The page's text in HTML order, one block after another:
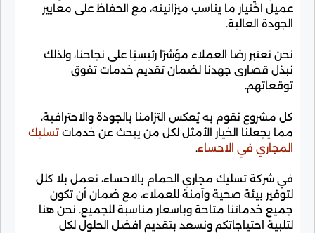
عميل اختيار ما يناسب ميزانيته، مع الحفاظ على معايير
الجودة العالية.
نحن نعتبر رضا العملاء مؤشرًا رئيسيًا على نجاحنا، ولذلك
نبذل قصارى جهدنا لضمان تقديم خدمات تفوق
توقعاتهم.
كل مشروع نقوم به يُعكس التزامنا بالجودة والاحترافية،
مما يجعلنا الخيار الأمثل لكل من يبحث عن خدمات تسليك
المجاري في الاحساء.
في شركة تسليك مجاري الحمام بالاحساء، نعمل بلا كلل
لتوفير بيئة صحية وآمنة للعملاء، مع ضمان أن تكون
جميع خدماتنا متاحة وباسعار مناسبة للجميع. نحن هنا
لتلبية احتياجاتكم ونسعد بتقديم افضل الحلول لكل